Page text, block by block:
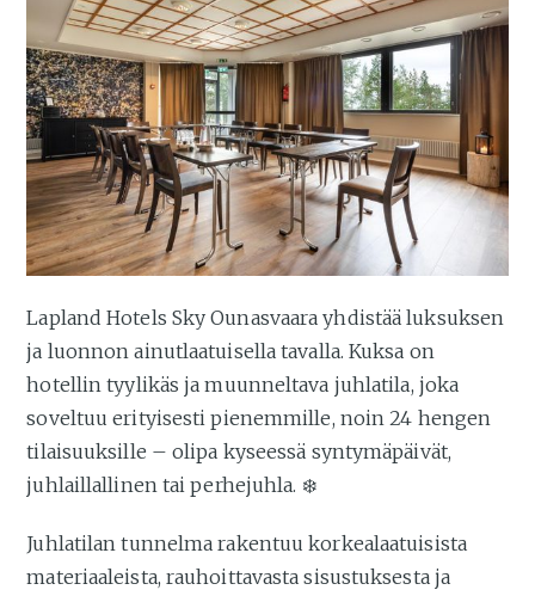
Lapland Hotels Sky Ounasvaara yhdistää luksuksen
ja luonnon ainutlaatuisella tavalla. Kuksa on
hotellin tyylikäs ja muunneltava juhlatila, joka
soveltuu erityisesti pienemmille, noin 24 hengen
tilaisuuksille – olipa kyseessä syntymäpäivät,
juhlaillallinen tai perhejuhla. ❄️
Juhlatilan tunnelma rakentuu korkealaatuisista
materiaaleista, rauhoittavasta sisustuksesta ja